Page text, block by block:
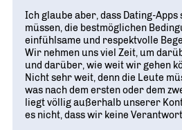
Ich glaube aber, dass Dating-
müssen, die bestmöglichen
einfühlsame und respektvolle
Wir nehmen uns viel Zeit, um
und darüber, wie weit wir gehen
Nicht sehr weit, denn die Leute
was nach dem ersten oder dem
liegt völlig außerhalb unserer
es nicht, dass wir keine